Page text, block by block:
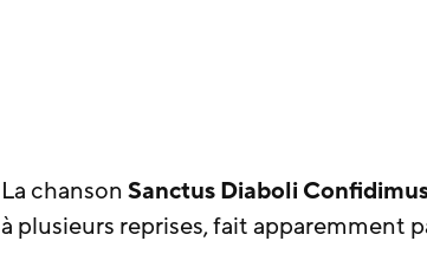
La chanson Sanctus Diaboli
à plusieurs reprises, fait apparemment